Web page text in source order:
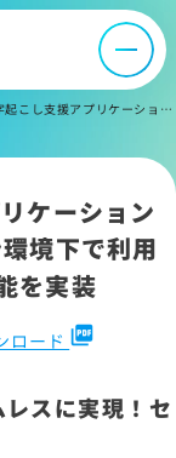
」に、オフライン環境下で利用可能な生成AIを活用した要約機能を実装
ケーション
境下で利用
を実装
ロード picture_as_pdf
スに実現！セ